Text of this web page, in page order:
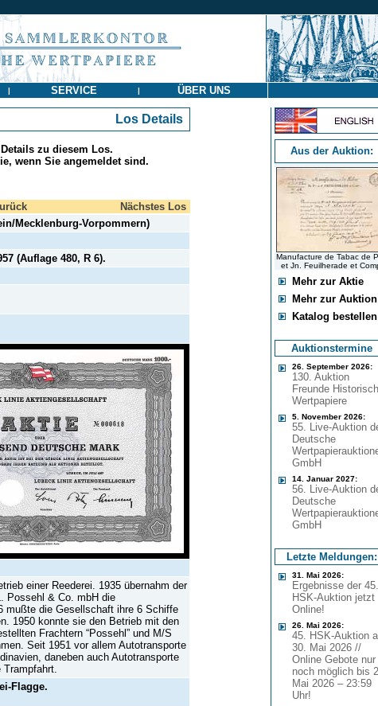
| SERVICE | ÜBER UNS
Los Details
zu diesem Los.
wenn Sie angemeldet sind.
Nächstes Los
Mecklenburg-Vorpommern)
(Auflage 480, R 6).
einer Reederei. 1935 übernahm der
Possehl & Co. mbH die
mußte die Gesellschaft ihre 6 Schiffe
1950 konnte sie den Betrieb mit den
Frachtern “Possehl” und M/S
Seit 1951 vor allem Autotransporte
daneben auch Autotransporte
Trampfahrt.
Flagge.
Aus der Auktion:
Manufacture de Tabac de
et Jn. Feuilherade et
Mehr zur Aktie
Mehr zur Auktion
Katalog bestellen
Auktionstermine
26. September 2026:
130. Auktion
Freunde
Wertpapiere
5. November 2026:
55. Live-Auktion
Deutsche
GmbH
14. Januar 2027:
56. Live-Auktion
Deutsche
GmbH
Letzte Meldungen:
31. Mai 2026:
Ergebnisse der 45.
HSK-Auktion jetzt
Online!
26. Mai 2026:
45. HSK-Auktion
30. Mai 2026 //
Online Gebote nur
noch möglich bis
Mai 2026 – 23:59
Uhr!